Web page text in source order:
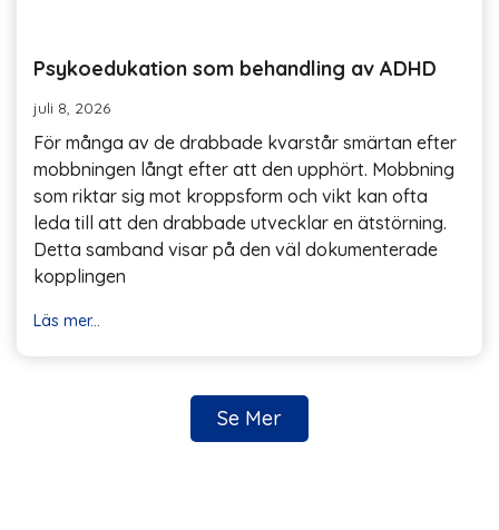
Psykoedukation som behandling av ADHD
juli 8, 2026
För många av de drabbade kvarstår smärtan efter
mobbningen långt efter att den upphört. Mobbning
som riktar sig mot kroppsform och vikt kan ofta
leda till att den drabbade utvecklar en ätstörning.
Detta samband visar på den väl dokumenterade
kopplingen
Läs mer...
Se Mer